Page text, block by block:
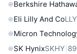
Berkshire
Eli Lilly And CoLLY
Micron
SK HynixSKHY